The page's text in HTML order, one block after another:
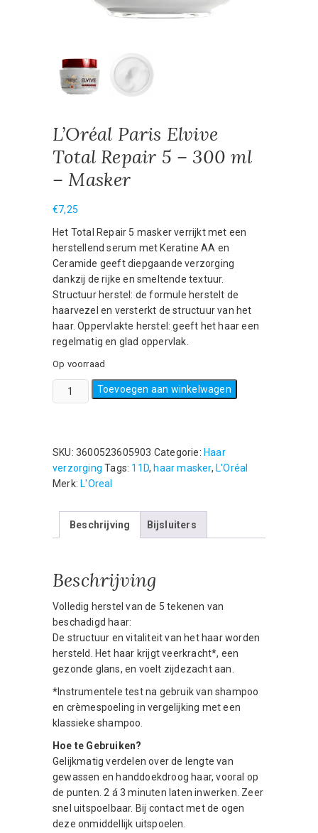
L’Oréal Paris Elvive
Total Repair 5 – 300 ml
– Masker
€7,25
Het Total Repair 5 masker verrijkt met een
herstellend serum met Keratine AA en
Ceramide geeft diepgaande verzorging
dankzij de rijke en smeltende textuur.
Structuur herstel: de formule herstelt de
haarvezel en versterkt de structuur van het
haar. Oppervlakte herstel: geeft het haar een
regelmatig en glad oppervlak.
Op voorraad
L’Oréal
Paris
Repair
5
-
ml
Toevoegen aan winkelwagen
SKU: 3600523605903 Categorie: Haar
verzorging Tags: 11D, haar masker, L'Oréal
Merk: L'Oreal
Beschrijving Bijsluiters
Beschrijving
Volledig herstel van de 5 tekenen van
beschadigd haar:
De structuur en vitaliteit van het haar worden
hersteld. Het haar krijgt veerkracht*, een
gezonde glans, en voelt zijdezacht aan.
*Instrumentele test na gebruik van shampoo
en crèmespoeling in vergelijking met een
klassieke shampoo.
Hoe te Gebruiken?
Gelijkmatig verdelen over de lengte van
gewassen en handdoekdroog haar, vooral op
de punten. 2 á 3 minuten laten inwerken. Zeer
snel uitspoelbaar. Bij contact met de ogen
deze onmiddellijk uitspoelen.